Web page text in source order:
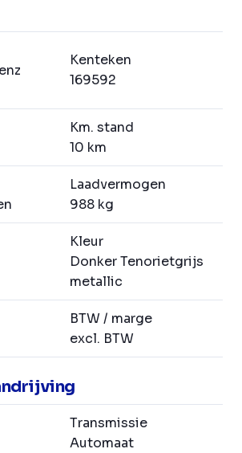
Kenteken
169592
Km. stand
10 km
Laadvermogen
988 kg
Kleur
Donker Tenorietgrijs
metallic
BTW / marge
excl. BTW
Transmissie
Automaat